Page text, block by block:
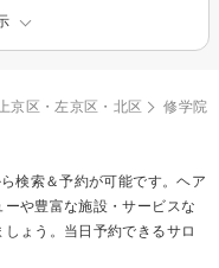
上京区・左京区・北区
修学院
検索＆予約が可能です。ヘア
や豊富な施設・サービスな
ょう。当日予約できるサロ